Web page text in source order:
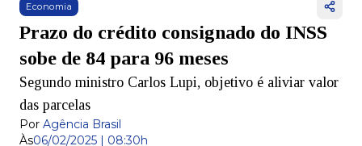
Economia
Prazo do crédito consignado do INSS
sobe de 84 para 96 meses
Segundo ministro Carlos Lupi, objetivo é aliviar valor
das parcelas
Por Agência Brasil
Às06/02/2025 | 08:30h